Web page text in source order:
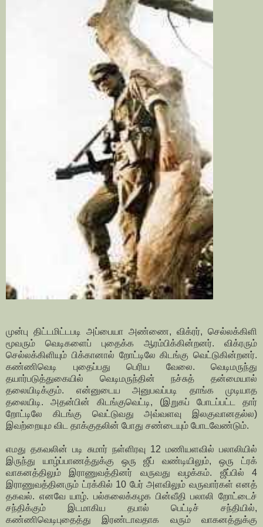
முன்பு திட்டமிட்டபடி அப்பையா அண்ணை, விக்ரர், செல்லக்கிளி
மூவரும் வெடிகளைப் புதைக்க ஆரம்பிக்கின்றனர். விக்ரரும்
செல்லக்கிளியும் பிக்கானால் றோட்டிலே கிடங்கு வெட்டுகின்றனர்.
கண்ணிவெடி புதைப்பது பெரிய வேலை. வெடிமருந்து
தயார்படுத்துகையில் வெடிமருந்தின் நச்சுத் தன்மையால்
தலையிடிக்கும். என்னுடைய அனுபவப்படி தாங்க முடியாத
தலையிடி. அதன்பின் கிடங்குவெட்டி, (இறுகப் போடப்பட்ட தார்
றோட்டிலே கிடங்கு வெட்டுவது அவ்வளவு இலகுவானதல்ல)
இவற்றையும விட தாக்குதலின் போது சண்டையும் போடவேண்டும்.
எமது தகவலின் படி சுமார் நள்ளிரவு 12 மணியளவில் பலாலியில்
இருந்து யாழ்ப்பாணத்துக்கு ஒரு ஜீப் வண்டியிலும், ஒரு ட்ரக்
வாகனத்திலும் இராணுவத்தினர் வருவது வழக்கம். ஜீப்பில் 4
இராணுவத்தினரும் ட்ரக்கில் 10 பேர் அளவிலும் வருவார்கள் எனத்
தகவல். எனவே யாழ். பல்கலைக்கழக பின்வீதி பலாலி றோட்டைச்
சந்திக்கும் இடமாகிய தபால் பெட்டிச் சந்தியில்,
கண்ணிவெடிபுதைத்து இரண்டாவதாக வரும் வாகனத்துக்கு